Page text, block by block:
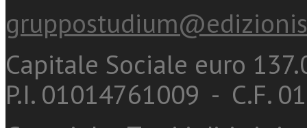
Capitale Sociale euro
P.I. 01014761009 - C.F.